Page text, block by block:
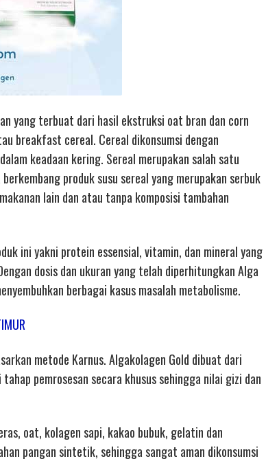
yang terbuat dari hasil ekstruksi oat bran dan corn
breakfast cereal. Cereal dikonsumsi dengan
keadaan kering. Sereal merupakan salah satu
produk susu sereal yang merupakan serbuk
lain dan atau tanpa komposisi tambahan
ini yakni protein essensial, vitamin, dan mineral yang
dosis dan ukuran yang telah diperhitungkan Alga
berbagai kasus masalah metabolisme.
metode Karnus. Algakolagen Gold dibuat dari
pemrosesan secara khusus sehingga nilai gizi dan
oat, kolagen sapi, kakao bubuk, gelatin dan
pangan sintetik, sehingga sangat aman dikonsumsi